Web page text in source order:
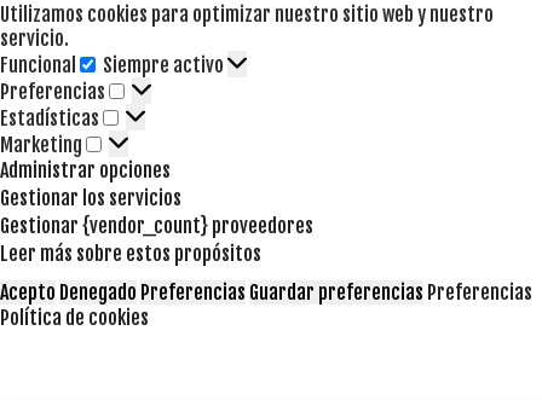
Utilizamos cookies para optimizar nuestro sitio web y nuestro
servicio.
Funcional
Funcional
Siempre activo
Preferencias
Preferencias
Estadísticas Estadísticas
Marketing Marketing
Administrar opciones
Gestionar los servicios
Gestionar {vendor_count} proveedores
Leer más sobre estos propósitos
Acepto Denegado Preferencias Guardar preferencias Preferencias
Política de cookies